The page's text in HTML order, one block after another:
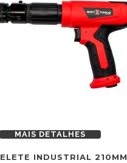
MAIS DETALHES
INDUSTRIAL 210MM